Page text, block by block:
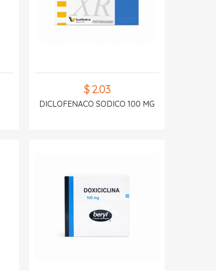
$ 2.03
DICLOFENACO SODICO 100 MG